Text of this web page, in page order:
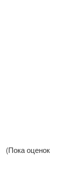
(Пока оценок